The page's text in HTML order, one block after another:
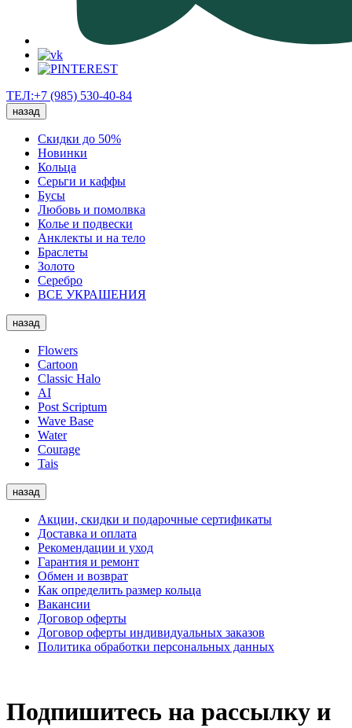
ТЕЛ:+7 (985) 530-40-84
назад
Скидки до 50%
Новинки
Кольца
Серьги и каффы
Бусы
Любовь и помолвка
Колье и подвески
Анклекты и на тело
Браслеты
Золото
Серебро
ВСЕ УКРАШЕНИЯ
назад
Flowers
Cartoon
Classic Halo
AI
Post Scriptum
Wave Base
Water
Courage
Tais
назад
Акции, скидки и подарочные сертификаты
Доставка и оплата
Рекомендации и уход
Гарантия и ремонт
Обмен и возврат
Как определить размер кольца
Вакансии
Договор оферты
Договор оферты индивидуальных заказов
Политика обработки персональных данных
Подпишитесь на рассылку и